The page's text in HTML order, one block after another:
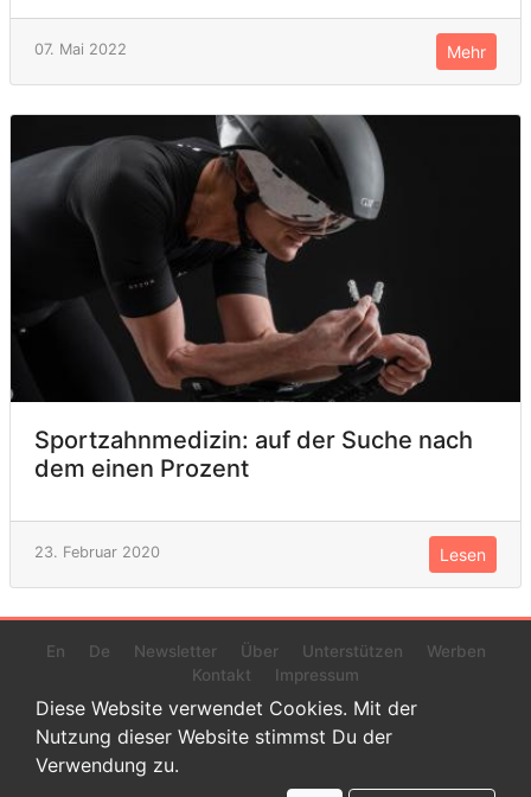
07. Mai 2022 Mehr
Sportzahnmedizin: auf der Suche nach
dem einen Prozent
23. Februar 2020 Lesen
En De Newsletter Über Unterstützen
Werben
Kontakt
Impressum
© 2022 www.endurance-data.com - aaa
Dies ist eine Beta-Version. Höchstwahrscheinlich haben sich auf
Diese Website verwendet Cookies. Mit der
Nutzung dieser Website stimmst Du der
Verwendung zu.